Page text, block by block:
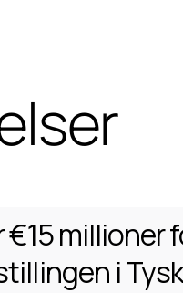
€15 millioner
i